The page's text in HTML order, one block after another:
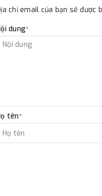
chỉ email của bạn sẽ được
dung*
tên*